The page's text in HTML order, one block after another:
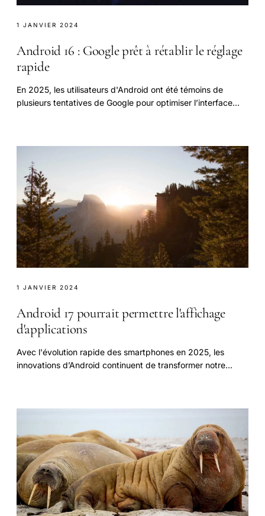
1 JANVIER 2024
Android 16 : Google prêt à rétablir le réglage
rapide
En 2025, les utilisateurs d'Android ont été témoins de
plusieurs tentatives de Google pour optimiser l’interface
1 JANVIER 2024
Android 17 pourrait permettre l'affichage
d'applications
Avec l'évolution rapide des smartphones en 2025, les
innovations d’Android continuent de transformer notre